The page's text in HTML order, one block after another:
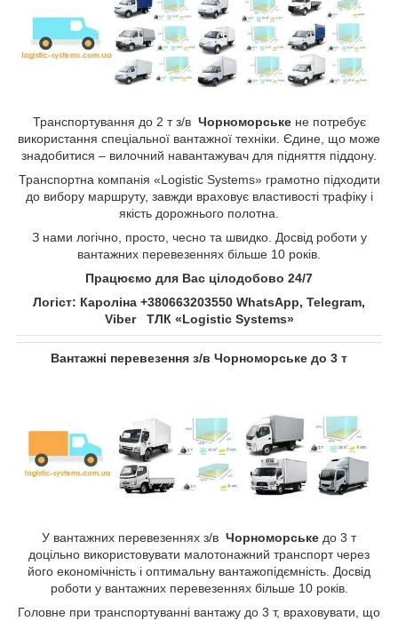
Транспортування до 2 т з/в Чорноморське не потребує
використання спеціальної вантажної техніки. Єдине, що може
знадобитися – вилочний навантажувач для підняття піддону.
Транспортна компанія «Logistic Systems» грамотно підходити
до вибору маршруту, завжди враховує властивості трафіку і
якість дорожнього полотна.
З нами логічно, просто, чесно та швидко. Досвід роботи у
вантажних перевезеннях більше 10 років.
Працюємо для Вас цілодобово 24/7
Логіст: Кароліна +380663203550 WhatsApp, Telegram,
Viber ТЛК «Logistic Systems»
Вантажні перевезення з/в Чорноморське до 3 т
У вантажних перевезеннях з/в Чорноморське до 3 т
доцільно використовувати малотонажний транспорт через
його економічність і оптимальну вантажопідємність. Досвід
роботи у вантажних перевезеннях більше 10 років.
Головне при транспортуванні вантажу до 3 т, враховувати, що